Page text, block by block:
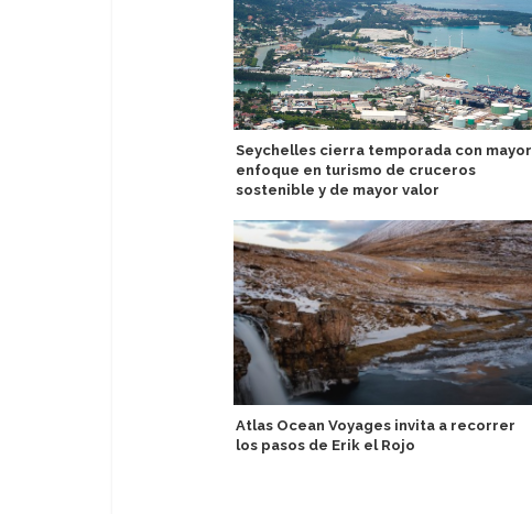
Seychelles cierra temporada con mayor
enfoque en turismo de cruceros
sostenible y de mayor valor
Atlas Ocean Voyages invita a recorrer
los pasos de Erik el Rojo